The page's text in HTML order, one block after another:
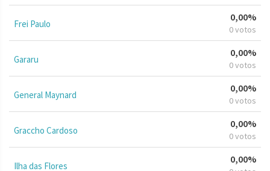
Frei Paulo
0,00%
0 votos
Gararu
0,00%
0 votos
General Maynard
0,00%
0 votos
Graccho Cardoso
0,00%
0 votos
Ilha das Flores
0,00%